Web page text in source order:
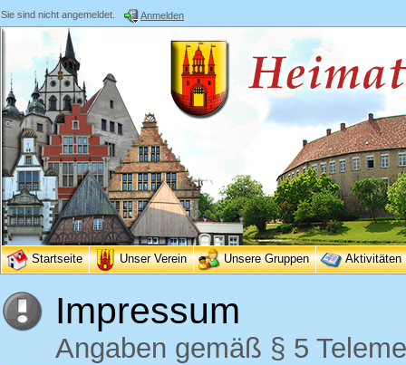
Sie sind nicht angemeldet. Anmelden
Startseite Unser Verein Unsere Gruppen Aktivitäten
Impressum
Angaben gemäß § 5